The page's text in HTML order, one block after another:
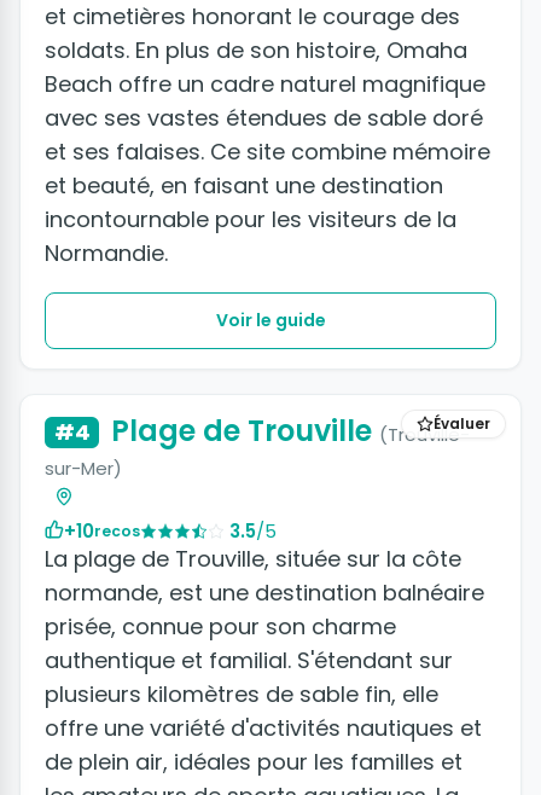
et cimetières honorant le courage des
soldats. En plus de son histoire, Omaha
Beach offre un cadre naturel magnifique
avec ses vastes étendues de sable doré
et ses falaises. Ce site combine mémoire
et beauté, en faisant une destination
incontournable pour les visiteurs de la
Normandie.
Voir le guide
Évaluer
#4 Plage de Trouville (Trouville-
sur-Mer)
+10recos 3.5/5
La plage de Trouville, située sur la côte
normande, est une destination balnéaire
prisée, connue pour son charme
authentique et familial. S'étendant sur
plusieurs kilomètres de sable fin, elle
offre une variété d'activités nautiques et
de plein air, idéales pour les familles et